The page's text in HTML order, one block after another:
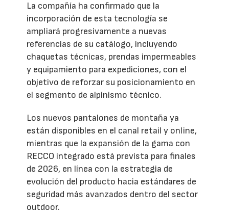
La compañía ha confirmado que la
incorporación de esta tecnología se
ampliará progresivamente a nuevas
referencias de su catálogo, incluyendo
chaquetas técnicas, prendas impermeables
y equipamiento para expediciones, con el
objetivo de reforzar su posicionamiento en
el segmento de alpinismo técnico.
Los nuevos pantalones de montaña ya
están disponibles en el canal retail y online,
mientras que la expansión de la gama con
RECCO integrado está prevista para finales
de 2026, en línea con la estrategia de
evolución del producto hacia estándares de
seguridad más avanzados dentro del sector
outdoor.